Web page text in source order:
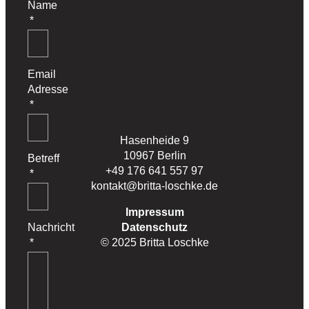
Hasenheide 9
10967 Berlin
+49 176 641 557 97
kontakt@britta-loschke.de
Impressum
Datenschutz
© 2025 Britta Loschke
Name
Email
Adresse
Betreff
Nachricht